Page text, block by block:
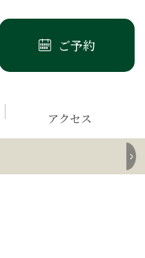
ご予約
アクセス